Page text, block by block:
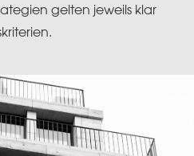
gelten jeweils klar